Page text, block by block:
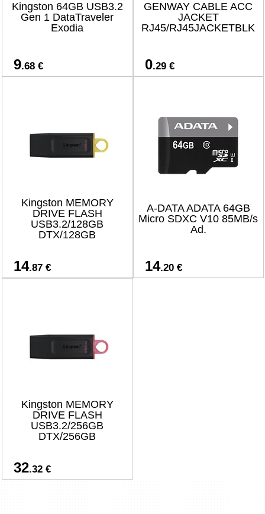
Kingston 64GB USB3.2
Gen 1 DataTraveler
Exodia
9.68 €
GENWAY CABLE ACC
JACKET
RJ45/RJ45JACKETBLK
0.29 €
Kingston MEMORY
DRIVE FLASH
USB3.2/128GB
DTX/128GB
14.87 €
A-DATA ADATA 64GB
Micro SDXC V10 85MB/s
Ad.
14.20 €
Kingston MEMORY
DRIVE FLASH
USB3.2/256GB
DTX/256GB
32.32 €